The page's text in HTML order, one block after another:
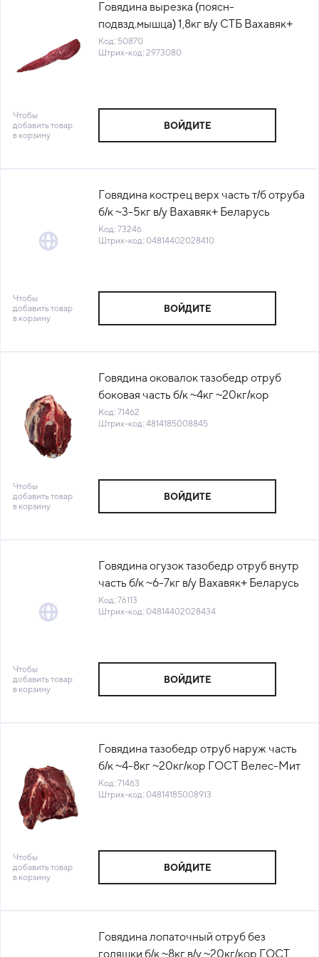
Говядина вырезка (поясн-
подвзд.мышца) 1,8кг в/у СТБ Вахавяк+
Беларусь (КОД 50870) (-18°С)
Код: 50870
Штрих-код: 2973080
Чтобы
добавить товар
в корзину
ВОЙДИТЕ
Говядина кострец верх часть т/б отруба
б/к ~3-5кг в/у Вахавяк+ Беларусь
(24мес) (КОД 73246) (-18°С)
Код: 73246
Штрих-код: 04814402028410
Чтобы
добавить товар
в корзину
ВОЙДИТЕ
Говядина оковалок тазобедр отруб
боковая часть б/к ~4кг ~20кг/кор
Велес-Мит Беларусь (КОР)(КОД
71462)(-18°С)
Код: 71462
Штрих-код: 4814185008845
Чтобы
добавить товар
в корзину
ВОЙДИТЕ
Говядина огузок тазобедр отруб внутр
часть б/к ~6-7кг в/у Вахавяк+ Беларусь
(КОД 76113) (-18°С)
Код: 76113
Штрих-код: 04814402028434
Чтобы
добавить товар
в корзину
ВОЙДИТЕ
Говядина тазобедр отруб наруж часть
б/к ~4-8кг ~20кг/кор ГОСТ Велес-Мит
Беларусь (КОР) (КОД 71463)(-18°С)
Код: 71463
Штрих-код: 04814185008913
Чтобы
добавить товар
в корзину
ВОЙДИТЕ
Говядина лопаточный отруб без
голяшки б/к ~8кг в/у ~20кг/кор ГОСТ